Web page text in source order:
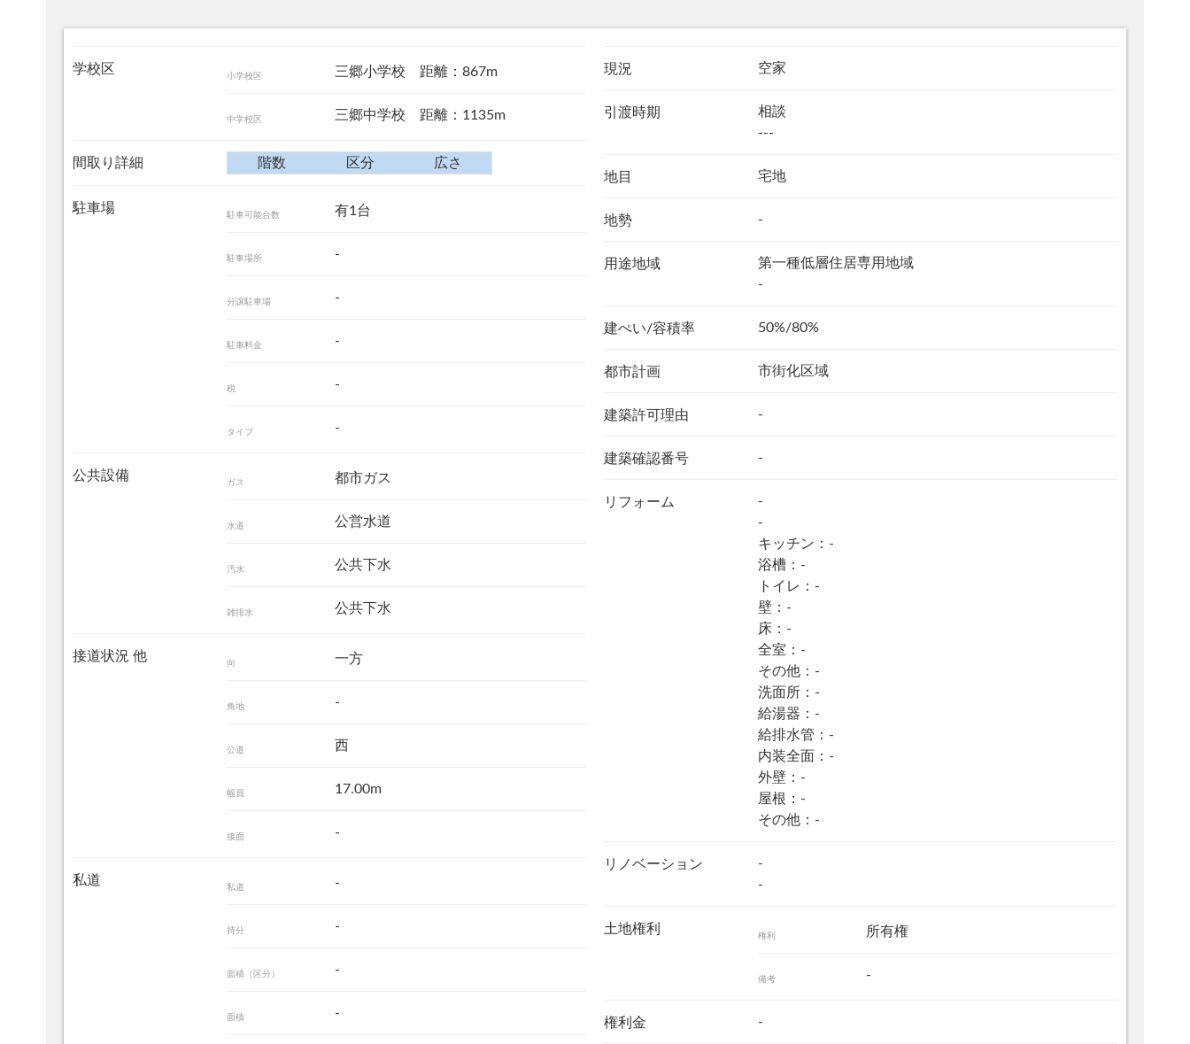
学校区 小学校区 三郷小学校 距離：867m
中学校区 三郷中学校 距離：1135m
間取り詳細 階数 区分 広さ
駐車場 駐車可能台数 有1台
駐車場所 -
分譲駐車場 -
駐車料金 -
税 -
タイプ -
公共設備 ガス 都市ガス
水道 公営水道
汚水 公共下水
雑排水 公共下水
接道状況 他 向 一方
角地 -
公道 西
幅員 17.00m
接面 -
私道 私道 -
持分 -
面積（区分） -
面積 -
現況 空家
引渡時期
相談
---
地目 宅地
地勢 -
用途地域
第一種低層住居専用地域
-
建ぺい/容積率 50%/80%
都市計画 市街化区域
建築許可理由 -
建築確認番号 -
リフォーム
-
-
キッチン：-
浴槽：-
トイレ：-
壁：-
床：-
全室：-
その他：-
洗面所：-
給湯器：-
給排水管：-
内装全面：-
外壁：-
屋根：-
その他：-
リノベーション
-
-
土地権利 権利 所有権
備考 -
権利金 -